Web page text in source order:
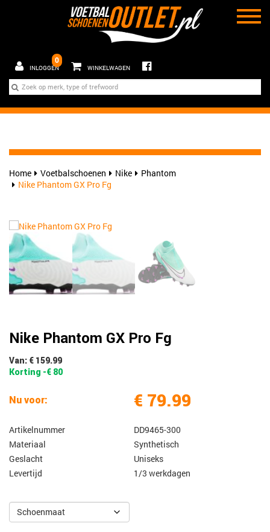
INLOGGEN
0
WINKELWAGEN
Home Voetbalschoenen Nike
Phantom
Nike Phantom GX Pro Fg
Nike Phantom GX Pro Fg
Van: € 159.99
Korting -€ 80
Nu voor: € 79.99
Artikelnummer
DD9465-300
Materiaal
Synthetisch
Geslacht
Uniseks
Levertijd
1/3 werkdagen